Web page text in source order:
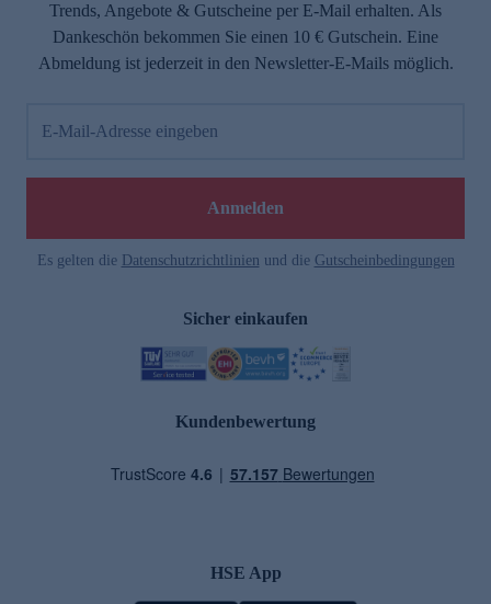
Trends, Angebote & Gutscheine per E-Mail erhalten. Als
Dankeschön bekommen Sie einen 10 € Gutschein. Eine
Abmeldung ist jederzeit in den Newsletter-E-Mails möglich.
E-Mail-Adresse eingeben
Anmelden
Es gelten die Datenschutzrichtlinien und die Gutscheinbedingungen
Sicher einkaufen
Kundenbewertung
HSE App